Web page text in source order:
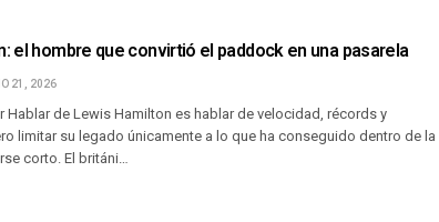
el hombre que convirtió el paddock en una pasarela
21, 2026
Hablar de Lewis Hamilton es hablar de velocidad, récords y
limitar su legado únicamente a lo que ha conseguido dentro de la
corto. El británi…